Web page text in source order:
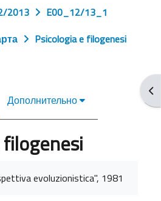
2013
E00_12/13_1
Psicologia e filogenesi
Дополнительно
evoluzionistica", 1981